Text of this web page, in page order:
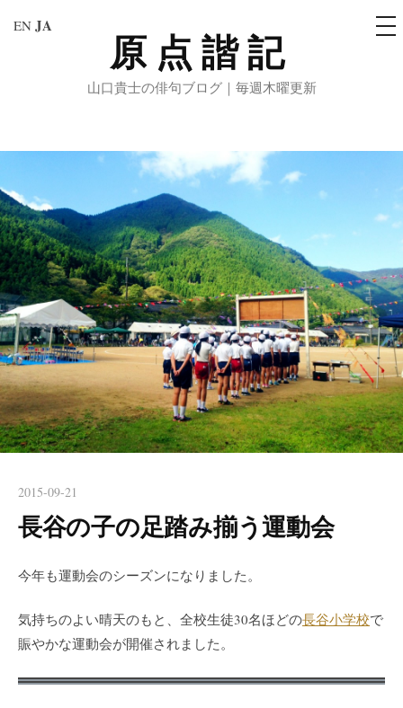
ス
キ
ッ
プ
原点諧記
山口貴士の俳句ブログ｜毎週木曜更新
メ
ニ
2015-09-21
長谷の子の足踏み揃う運動会
今年も運動会のシーズンになりました。
気持ちのよい晴天のもと、全校生徒30名ほどの長谷小学校で
賑やかな運動会が開催されました。
EN JA